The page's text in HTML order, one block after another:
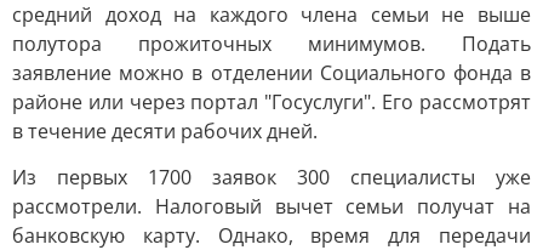
средний доход на каждого члена семьи не выше
полутора прожиточных минимумов. Подать
заявление можно в отделении Социального фонда в
районе или через портал "Госуслуги". Его рассмотрят
в течение десяти рабочих дней.
Из первых 1700 заявок 300 специалисты уже
рассмотрели. Налоговый вычет семьи получат на
банковскую карту. Однако, время для передачи